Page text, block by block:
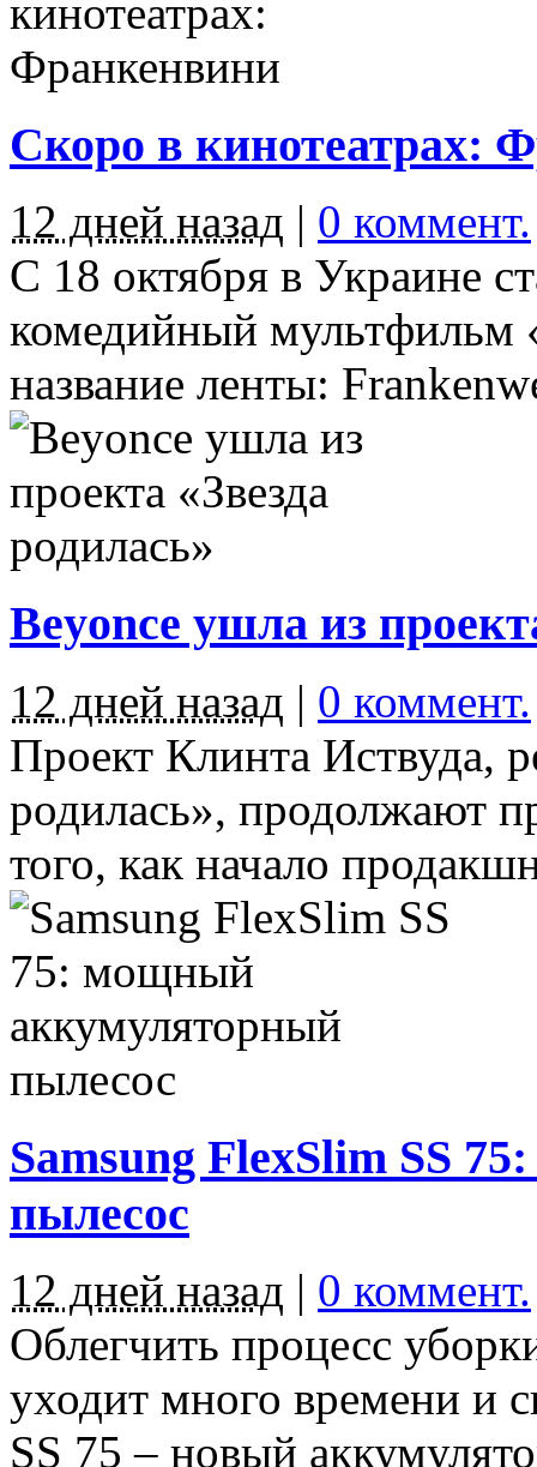
Скоро в кинотеатрах:
12 дней назад | 0 коммент.
С 18 октября в Украине
комедийный мультфильм
название ленты:
Beyonce ушла из
12 дней назад | 0 коммент.
Проект Клинта Иствуда,
родилась», продолжают
того, как начало
Samsung FlexSlim SS
пылесос
12 дней назад | 0 коммент.
Облегчить процесс
уходит много времени и
SS 75 – новый